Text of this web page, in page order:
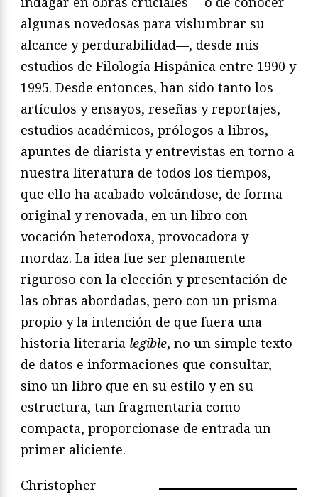
algunas novedosas para vislumbrar su
alcance y perdurabilidad—, desde mis
estudios de Filología Hispánica entre 1990 y
1995. Desde entonces, han sido tanto los
artículos y ensayos, reseñas y reportajes,
estudios académicos, prólogos a libros,
apuntes de diarista y entrevistas en torno a
nuestra literatura de todos los tiempos,
que ello ha acabado volcándose, de forma
original y renovada, en un libro con
vocación heterodoxa, provocadora y
mordaz. La idea fue ser plenamente
riguroso con la elección y presentación de
las obras abordadas, pero con un prisma
propio y la intención de que fuera una
historia literaria legible, no un simple texto
de datos e informaciones que consultar,
sino un libro que en su estilo y en su
estructura, tan fragmentaria como
compacta, proporcionase de entrada un
primer aliciente.
Christopher